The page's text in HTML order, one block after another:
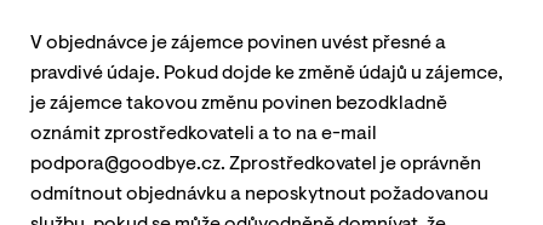
V objednávce je zájemce povinen uvést přesné a
pravdivé údaje. Pokud dojde ke změně údajů u zájemce,
je zájemce takovou změnu povinen bezodkladně
oznámit zprostředkovateli a to na e-mail
podpora@goodbye.cz. Zprostředkovatel je oprávněn
odmítnout objednávku a neposkytnout požadovanou